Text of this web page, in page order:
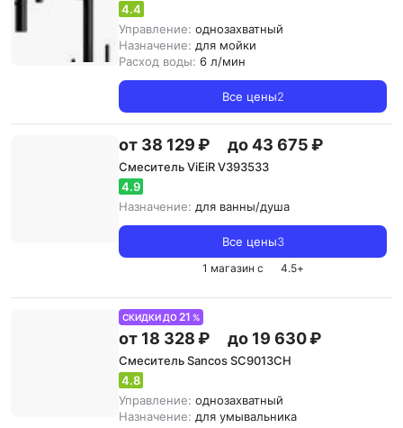
4.4
Управление: однозахватный
Назначение: для мойки
Расход воды: 6 л/мин
Все цены2
от 38 129 ₽ до 43 675 ₽
Смеситель ViEiR V393533
4.9
Назначение: для ванны/душа
Все цены3
1 магазин с 4.5+
СКИДКИ ДО21 %
от 18 328 ₽ до 19 630 ₽
Смеситель Sancos SC9013CH
4.8
Управление: однозахватный
Назначение: для умывальника